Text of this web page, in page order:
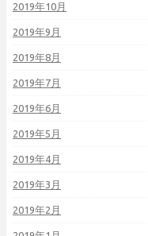
2019年10月
2019年9月
2019年8月
2019年7月
2019年6月
2019年5月
2019年4月
2019年3月
2019年2月